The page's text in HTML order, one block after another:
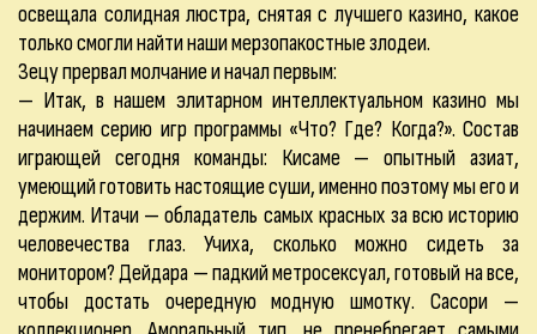
освещала солидная люстра, снятая с лучшего казино, какое
только смогли найти наши мерзопакостные злодеи.
Зецу прервал молчание и начал первым:
— Итак, в нашем элитарном интеллектуальном казино мы
начинаем серию игр программы «Что? Где? Когда?». Состав
играющей сегодня команды: Кисаме — опытный азиат,
умеющий готовить настоящие суши, именно поэтому мы его и
держим. Итачи — обладатель самых красных за всю историю
человечества глаз. Учиха, сколько можно сидеть за
монитором? Дейдара — падкий метросексуал, готовый на все,
чтобы достать очередную модную шмотку. Сасори —